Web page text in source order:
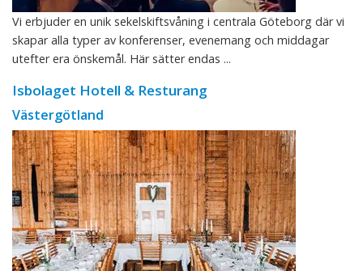
Vi erbjuder en unik sekelskiftsvåning i centrala Göteborg där vi
skapar alla typer av konferenser, evenemang och middagar
utefter era önskemål. Här sätter endas ...
Isbolaget Hotell & Resturang
Västergötland